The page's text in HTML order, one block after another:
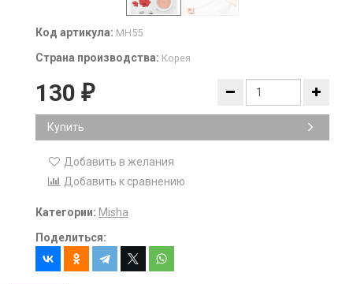
Код артикула: MH55
Страна производства: Корея
130 ₽
Купить
Добавить в желания
Добавить к сравнению
Категории: Misha
Поделиться: